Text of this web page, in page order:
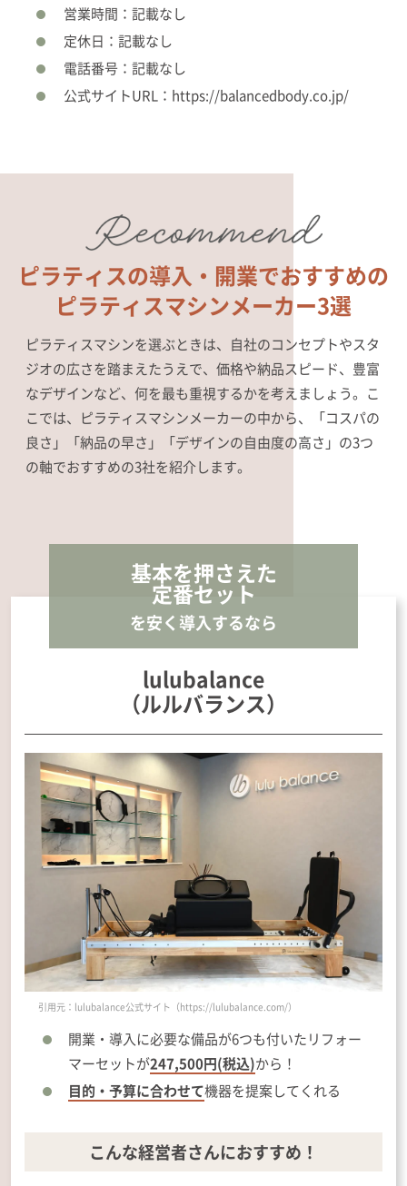
営業時間：記載なし
定休日：記載なし
電話番号：記載なし
公式サイトURL：https://balancedbody.co.jp/
ピラティスの導入・開業でおすすめの
ピラティスマシンメーカー3選
ピラティスマシンを選ぶときは、自社のコンセプトやスタ
ジオの広さを踏まえたうえで、価格や納品スピード、豊富
なデザインなど、何を最も重視するかを考えましょう。こ
こでは、ピラティスマシンメーカーの中から、「コスパの
良さ」「納品の早さ」「デザインの自由度の高さ」の3つ
の軸でおすすめの3社を紹介します。
基本を押さえた
定番セット
を安く導入するなら
lulubalance
（ルルバランス）
引用元：lulubalance公式サイト（https://lulubalance.com/）
開業・導入に必要な備品が6つも付いたリフォー
マーセットが247,500円(税込)から！
目的・予算に合わせて機器を提案してくれる
こんな経営者さんにおすすめ！